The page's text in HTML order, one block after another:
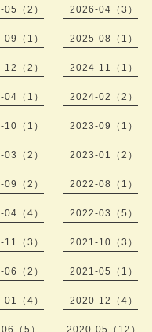
（2） 2026-04（3）
（1） 2025-08（1）
（2） 2024-11（1）
（1） 2024-02（2）
（1） 2023-09（1）
（2） 2023-01（2）
（2） 2022-08（1）
（4） 2022-03（5）
（3） 2021-10（3）
（2） 2021-05（1）
（4） 2020-12（4）
（5） 2020-05（12）